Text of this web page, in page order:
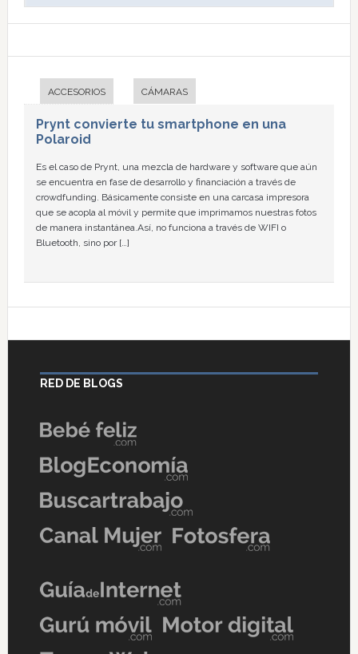
ACCESORIOS CÁMARAS
Prynt convierte tu smartphone en una
Polaroid
Es el caso de Prynt, una mezcla de hardware y software que aún
se encuentra en fase de desarrollo y financiación a través de
crowdfunding. Básicamente consiste en una carcasa impresora
que se acopla al móvil y permite que imprimamos nuestras fotos
de manera instantánea.Así, no funciona a través de WIFI o
Bluetooth, sino por […]
RED DE BLOGS